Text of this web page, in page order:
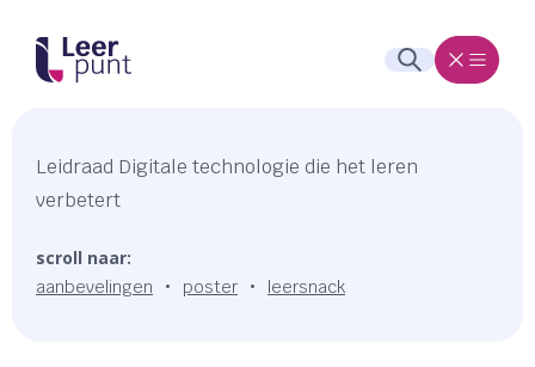
Leidraad Digitale technologie die het leren
verbetert
scroll naar:
aanbevelingen poster leersnack